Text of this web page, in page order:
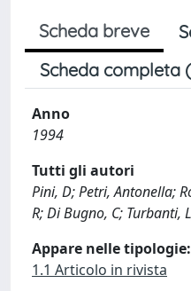
Scheda breve
Scheda completa
Anno
1994
Tutti gli autori
Pini, D; Petri, Antonella;
R; Di Bugno, C; Turbanti,
Appare nelle tipologie:
1.1 Articolo in rivista